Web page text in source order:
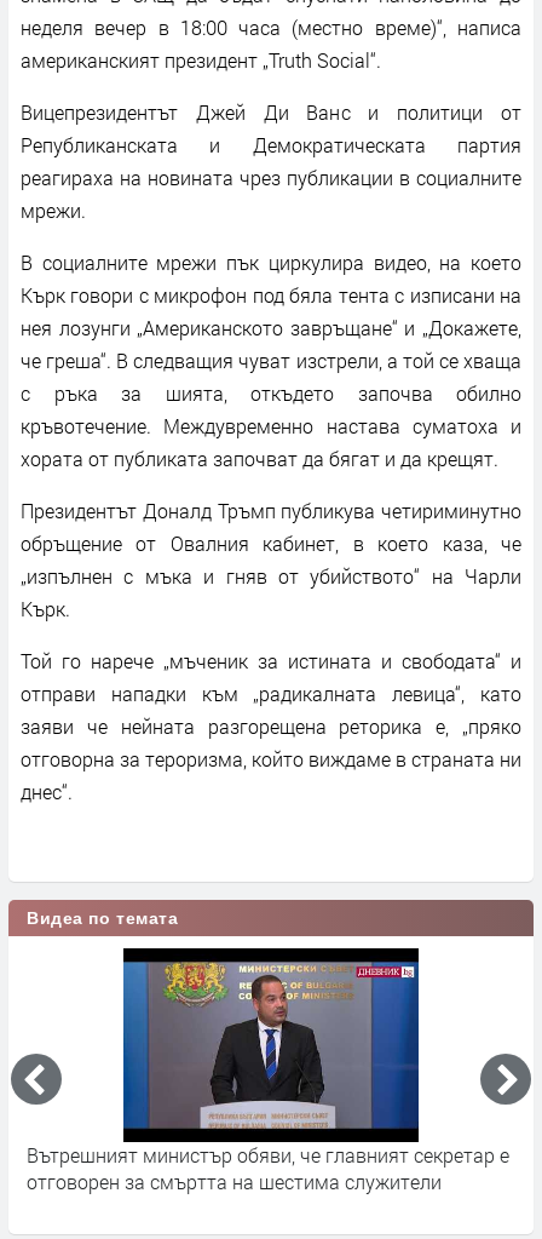
неделя вечер в 18:00 часа (местно време)“, написа
американският президент „Truth Social“.
Вицепрезидентът Джей Ди Ванс и политици от
Републиканската и Демократическата партия
реагираха на новината чрез публикации в социалните
мрежи.
В социалните мрежи пък циркулира видео, на което
Кърк говори с микрофон под бяла тента с изписани на
нея лозунги „Американското завръщане“ и „Докажете,
че греша“. В следващия чуват изстрели, а той се хваща
с ръка за шията, откъдето започва обилно
кръвотечение. Междувременно настава суматоха и
хората от публиката започват да бягат и да крещят.
Президентът Доналд Тръмп публикува четириминутно
обръщение от Овалния кабинет, в което каза, че
„изпълнен с мъка и гняв от убийството“ на Чарли
Кърк.
Той го нарече „мъченик за истината и свободата“ и
отправи нападки към „радикалната левица“, като
заяви че нейната разгорещена реторика е, „пряко
отговорна за тероризма, който виждаме в страната ни
днес“.
Видеа по темата
Вътрешният министър обяви, че главният секретар е
отговорен за смъртта на шестима служители